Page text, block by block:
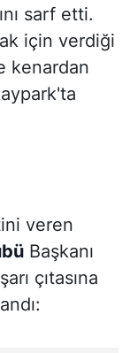
sarf etti.
için verdiği
kenardan
veren
Başkanı
çıtasına